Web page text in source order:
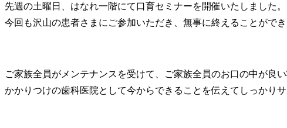
先週の土曜日、はなれ一階にて口育セミナーを開催いたしました。
今回も沢山の患者さまにご参加いただき、無事に終えることができ
ご家族全員がメンテナンスを受けて、ご家族全員のお口の中が良
かかりつけの歯科医院として今からできることを伝えてしっかり